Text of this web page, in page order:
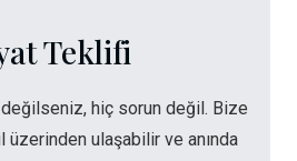
Teklifi
hiç sorun değil. Bize
üzerinden ulaşabilir ve anında